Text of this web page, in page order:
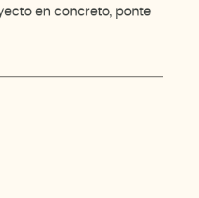
en concreto, ponte